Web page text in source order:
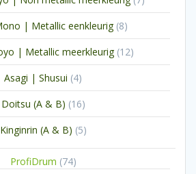
producten
| Metallic eenkleurig 88
producten
| Metallic meerkleurig 1212
producten
Asagi | Shusui 44
producten
Doitsu (A & B) 1616
producten
Kinginrin (A & B) 55
ProfiDrum 7474